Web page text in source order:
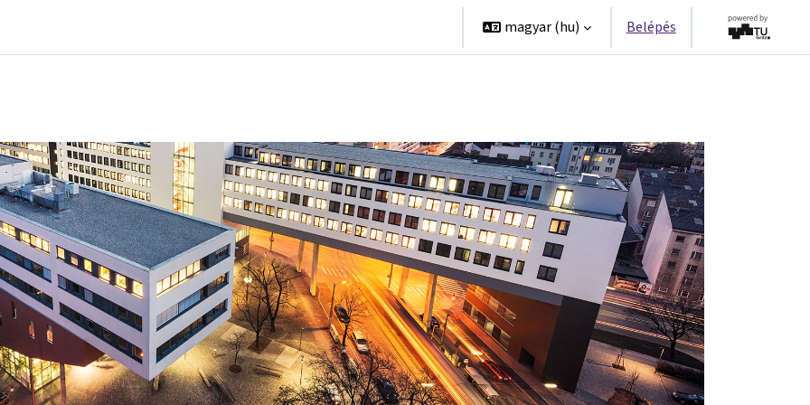
magyar ‎(hu)‎ Belépés